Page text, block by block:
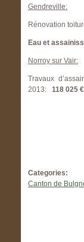
Gendreville:
Rénovation
Eau et
Norroy sur Vair:
Travaux
2013: 118 025 €
Categories:
Canton de